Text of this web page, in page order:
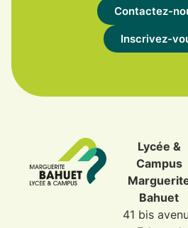
Contactez-
Inscrivez-
Lycée &
Campus
Bahuet
41 bis